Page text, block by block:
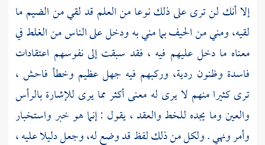
إلا أنك لن ترى على ذلك نوعا من العلم قد لقي من الضيم ما
لقيه، ومني من الحيف بما مني به ودخل على الناس من الغلط في
معناه ما دخل عليهم فيه ، فقد سبقت إلى نفوسهم اعتقادات
فاسدة وظنون ردية، وركبهم فيه جهل عظيم وخطأ فاحش ،
ترى كثيرا منهم لا يرى له معنى أكثر مما يرى للإشارة بالرأس
والعين وما يجده للخط والعقد ، يقول : إنما هو خبر واستخبار
وأمر ونهي . ولكل من ذلك لفظ قد وضع له، وجعل دليلا عليه ،